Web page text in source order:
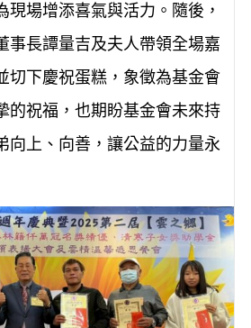
現場增添喜氣與活力。隨後，
事長譚量吉及夫人帶領全場嘉
切下慶祝蛋糕，象徵為基金會
的祝福，也期盼基金會未來持
向上、向善，讓公益的力量永